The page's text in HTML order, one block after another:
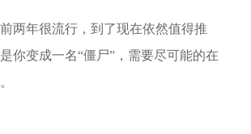
前两年很流行，到了现在依然值得推
你变成一名“僵尸”，需要尽可能的在